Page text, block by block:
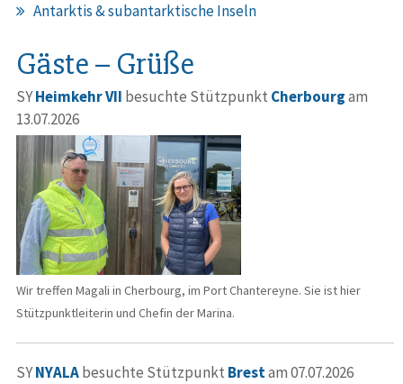
Antarktis & subantarktische Inseln
Gäste – Grüße
SYHeimkehr VII besuchte Stützpunkt Cherbourgam
13.07.2026
Wir treffen Magali in Cherbourg, im Port Chantereyne. Sie ist hier
Stützpunktleiterin und Chefin der Marina.
SYNYALAbesuchte Stützpunkt Brestam 07.07.2026